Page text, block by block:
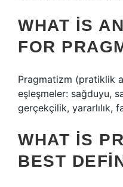
WHAT IS
FOR
Pragmatizm (pratiklik
eşleşmeler: sağduyu,
gerçekçilik, yararlılık,
WHAT IS
BEST